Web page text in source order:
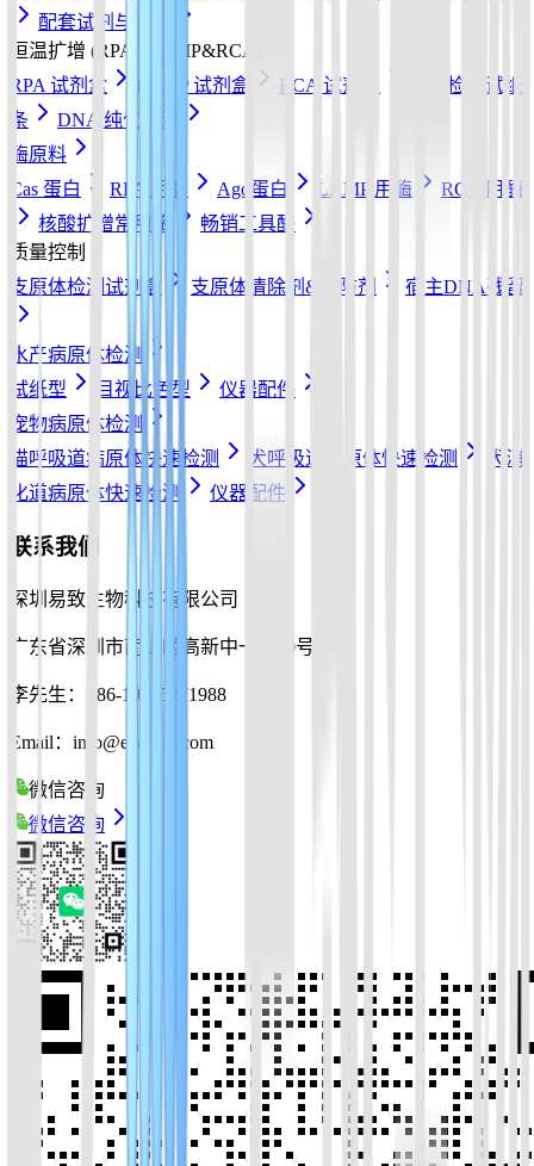
配套试剂与耗材
恒温扩增 (RPA&LAMP&RCA)
RPA 试剂盒
LAMP 试剂盒 RCA 试剂盒
核酸检测试纸
条
DNA 纯化磁珠
酶原料
Cas 蛋白
RPA 用酶 Ago蛋白 LAMP 用酶
RCA 用酶
核酸扩增常用酶
畅销工具酶
质量控制
支原体检测试剂盒
支原体清除剂&预防剂 宿主DNA残留
水产病原体检测
试纸型
目视比色型
仪器配件
宠物病原体检测
猫呼吸道病原体快速检测
犬呼吸道病原体快速检测
犬消
化道病原体快速检测
仪器配件
联系我们
深圳易致生物科技有限公司
广东省深圳市南山区高新中一道10号
李先生：+86-19925271988
Email：info@ezassay.com
微信咨询
微信咨询